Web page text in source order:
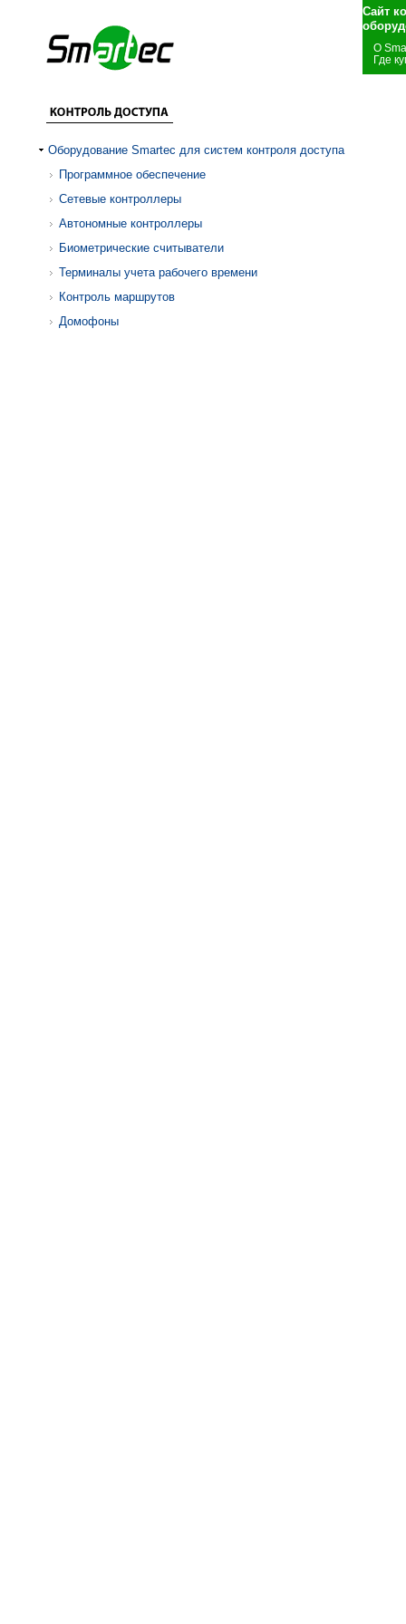
Сайт
О
Где
Оборудование Smartec для систем контроля доступа
Программное обеспечение
Сетевые контроллеры
Автономные контроллеры
Биометрические считыватели
Терминалы учета рабочего времени
Контроль маршрутов
Домофоны